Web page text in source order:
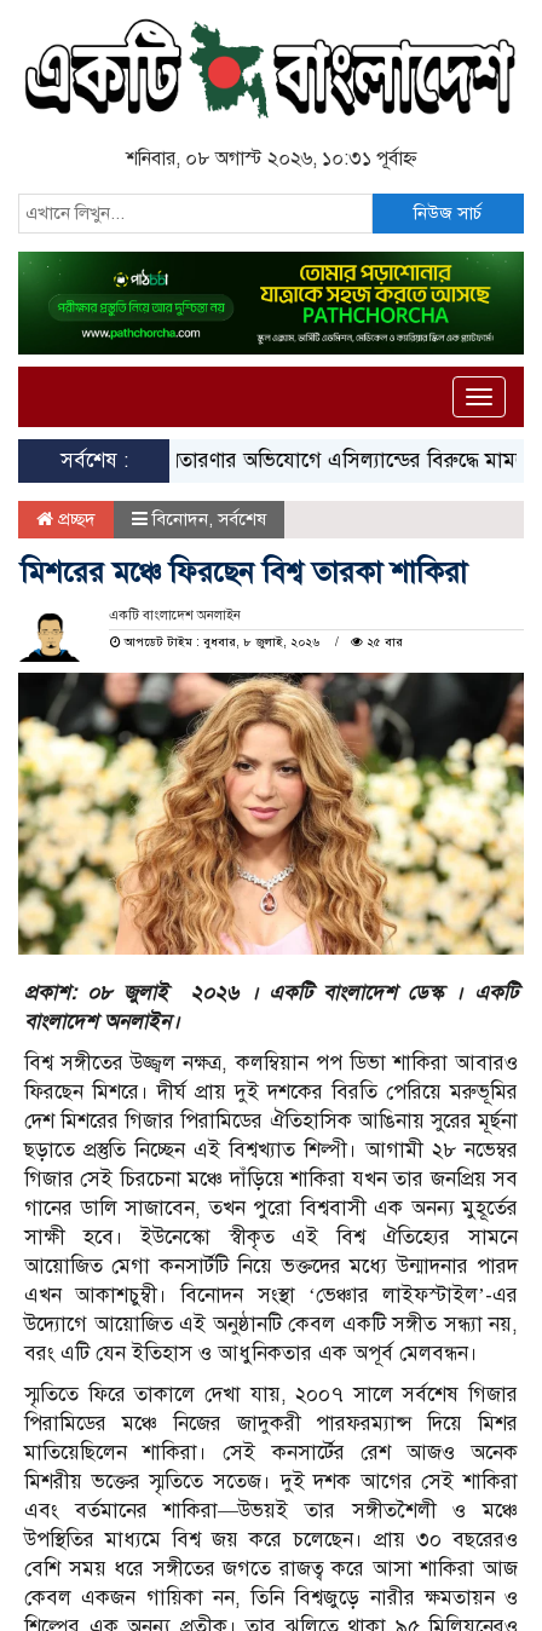
শনিবার, ০৮ অগাস্ট ২০২৬, ১০:৩১ পূর্বাহ্ন
নিউজ সার্চ
Toggle
সর্বশেষ :
জাল ডিও, প্রতারণার অভিযোগে এসিল্যান্ডের বিরুদ্ধে মামলা সাদা
প্রচ্ছদ বিনোদন,সর্বশেষ
মিশরের মঞ্চে ফিরছেন বিশ্ব তারকা শাকিরা
একটি বাংলাদেশ অনলাইন
আপডেট টাইম : বুধবার, ৮ জুলাই, ২০২৬
২৫ বার
প্রকাশ: ০৮ জুলাই ২০২৬ । একটি বাংলাদেশ ডেস্ক । একটি
বাংলাদেশ অনলাইন।
বিশ্ব সঙ্গীতের উজ্জ্বল নক্ষত্র, কলম্বিয়ান পপ ডিভা শাকিরা আবারও
ফিরছেন মিশরে। দীর্ঘ প্রায় দুই দশকের বিরতি পেরিয়ে মরুভূমির
দেশ মিশরের গিজার পিরামিডের ঐতিহাসিক আঙিনায় সুরের মূর্ছনা
ছড়াতে প্রস্তুতি নিচ্ছেন এই বিশ্বখ্যাত শিল্পী। আগামী ২৮ নভেম্বর
গিজার সেই চিরচেনা মঞ্চে দাঁড়িয়ে শাকিরা যখন তার জনপ্রিয় সব
গানের ডালি সাজাবেন, তখন পুরো বিশ্ববাসী এক অনন্য মুহূর্তের
সাক্ষী হবে। ইউনেস্কো স্বীকৃত এই বিশ্ব ঐতিহ্যের সামনে
আয়োজিত মেগা কনসার্টটি নিয়ে ভক্তদের মধ্যে উন্মাদনার পারদ
এখন আকাশচুম্বী। বিনোদন সংস্থা ‘ভেঞ্চার লাইফস্টাইল’-এর
উদ্যোগে আয়োজিত এই অনুষ্ঠানটি কেবল একটি সঙ্গীত সন্ধ্যা নয়,
বরং এটি যেন ইতিহাস ও আধুনিকতার এক অপূর্ব মেলবন্ধন।
স্মৃতিতে ফিরে তাকালে দেখা যায়, ২০০৭ সালে সর্বশেষ গিজার
পিরামিডের মঞ্চে নিজের জাদুকরী পারফরম্যান্স দিয়ে মিশর
মাতিয়েছিলেন শাকিরা। সেই কনসার্টের রেশ আজও অনেক
মিশরীয় ভক্তের স্মৃতিতে সতেজ। দুই দশক আগের সেই শাকিরা
এবং বর্তমানের শাকিরা—উভয়ই তার সঙ্গীতশৈলী ও মঞ্চে
উপস্থিতির মাধ্যমে বিশ্ব জয় করে চলেছেন। প্রায় ৩০ বছরেরও
বেশি সময় ধরে সঙ্গীতের জগতে রাজত্ব করে আসা শাকিরা আজ
কেবল একজন গায়িকা নন, তিনি বিশ্বজুড়ে নারীর ক্ষমতায়ন ও